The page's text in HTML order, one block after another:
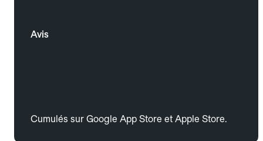
Avis
Cumulés sur Google App Store et Apple Store.